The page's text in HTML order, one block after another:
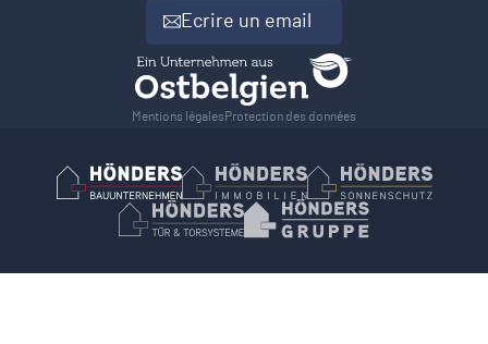
Ecrire un email
Mentions légales Protection des données
Hönders Bauunternehmen
Hoenders Immobilien
Hönders
Hönders Tür- und Torsysteme
Hoenders Gruppe